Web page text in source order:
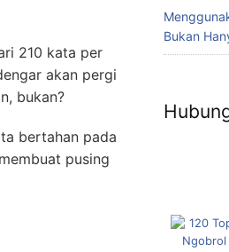
210 kata per
akan pergi
bukan?
bertahan pada
pusing
Bukan